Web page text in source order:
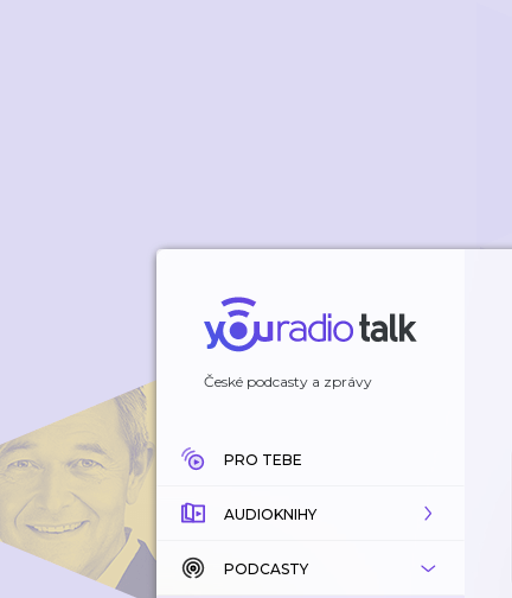
České podcasty a zprávy
PRO TEBE
AUDIOKNIHY
KATALOG
PODCASTY